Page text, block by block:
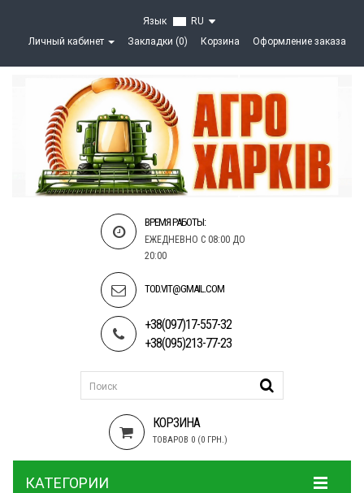
Язык
RU
Личный кабинет
Закладки (0) Корзина Оформление заказа
ВРЕМЯ РАБОТЫ:
ЕЖЕДНЕВНО С 08:00 ДО
20:00
TOD.VIT@GMAIL.COM
+38(097)17-557-32
+38(095)213-77-23
КОРЗИНА
ТОВАРОВ 0 (0 ГРН.)
КАТЕГОРИИ